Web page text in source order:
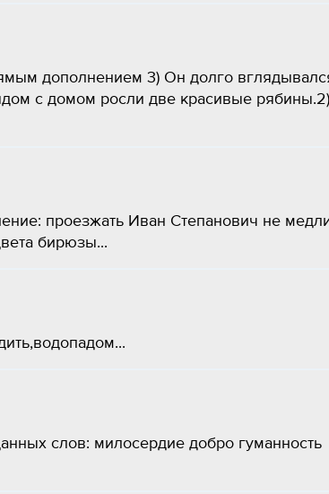
дополнением 3) Он долго
с домом росли две красивые рябины.2)
проезжать Иван Степанович не
бирюзы​...
слов: милосердие добро гуманность